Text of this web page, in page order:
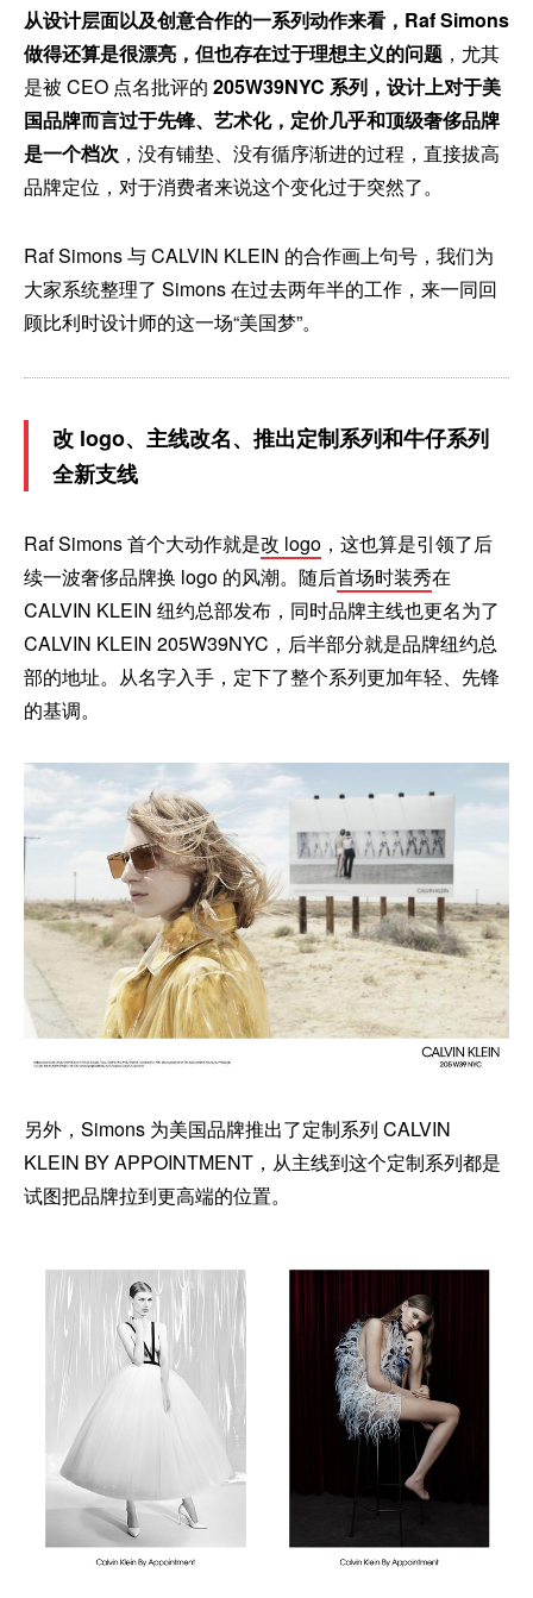
从设计层面以及创意合作的一系列动作来看，Raf Simons
做得还算是很漂亮，但也存在过于理想主义的问题 ，尤其
是被 CEO 点名批评的 205W39NYC 系列， 设计上对于美
国品牌而言过于先锋、艺术化，定价几乎和顶级奢侈品牌
是一个档次 ，没有铺垫、没有循序渐进的过程，直接拔高
品牌定位，对于消费者来说这个变化过于突然了。
Raf Simons 与 CALVIN KLEIN 的合作画上句号，我们为
大家系统整理了 Simons 在过去两年半的工作，来一同回
顾比利时设计师的这一场“美国梦”。
改 logo、主线改名、推出定制系列和牛仔系列
全新支线
Raf Simons 首个大动作就是改 logo ，这也算是引领了后
续一波奢侈品牌换 logo 的风潮。随后首场时装秀在
CALVIN KLEIN 纽约总部发布，同时品牌主线也更名为了
CALVIN KLEIN 205W39NYC，后半部分就是品牌纽约总
部的地址。从名字入手，定下了整个系列更加年轻、先锋
的基调。
另外，Simons 为美国品牌推出了定制系列 CALVIN
KLEIN BY APPOINTMENT，从主线到这个定制系列都是
试图把品牌拉到更高端的位置。